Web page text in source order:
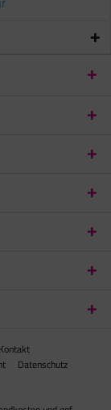
Kontakt
Datenschutz